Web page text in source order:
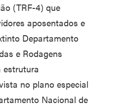
(TRF-4) que
aposentados e
Departamento
e Rodagens
estrutura
no plano especial
Nacional de